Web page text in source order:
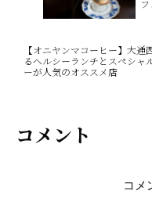
【オニヤンマコーヒー】大通
るヘルシーランチとスペシャ
ーが人気のオススメ店
コメント
コメ